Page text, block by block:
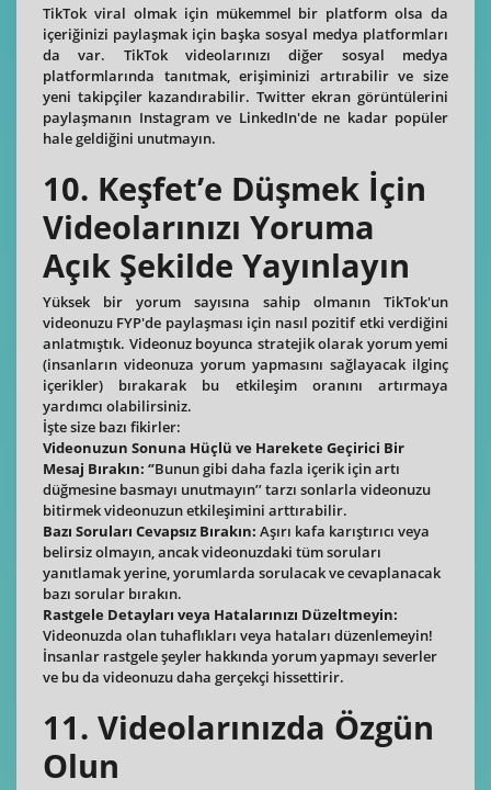
TikTok viral olmak için mükemmel bir platform olsa da
içeriğinizi paylaşmak için başka sosyal medya platformları
da var. TikTok videolarınızı diğer sosyal medya
platformlarında tanıtmak, erişiminizi artırabilir ve size
yeni takipçiler kazandırabilir. Twitter ekran görüntülerini
paylaşmanın Instagram ve LinkedIn'de ne kadar popüler
hale geldiğini unutmayın.
10. Keşfet’e Düşmek İçin
Videolarınızı Yoruma
Açık Şekilde Yayınlayın
Yüksek bir yorum sayısına sahip olmanın TikTok'un
videonuzu FYP'de paylaşması için nasıl pozitif etki verdiğini
anlatmıştık. Videonuz boyunca stratejik olarak yorum yemi
(insanların videonuza yorum yapmasını sağlayacak ilginç
içerikler) bırakarak bu etkileşim oranını artırmaya
yardımcı olabilirsiniz.
İşte size bazı fikirler:
Videonuzun Sonuna Hüçlü ve Harekete Geçirici Bir
Mesaj Bırakın: ‘’Bunun gibi daha fazla içerik için artı
düğmesine basmayı unutmayın’’ tarzı sonlarla videonuzu
bitirmek videonuzun etkileşimini arttırabilir.
Bazı Soruları Cevapsız Bırakın: Aşırı kafa karıştırıcı veya
belirsiz olmayın, ancak videonuzdaki tüm soruları
yanıtlamak yerine, yorumlarda sorulacak ve cevaplanacak
bazı sorular bırakın.
Rastgele Detayları veya Hatalarınızı Düzeltmeyin:
Videonuzda olan tuhaflıkları veya hataları düzenlemeyin!
İnsanlar rastgele şeyler hakkında yorum yapmayı severler
ve bu da videonuzu daha gerçekçi hissettirir.
11. Videolarınızda Özgün
Olun